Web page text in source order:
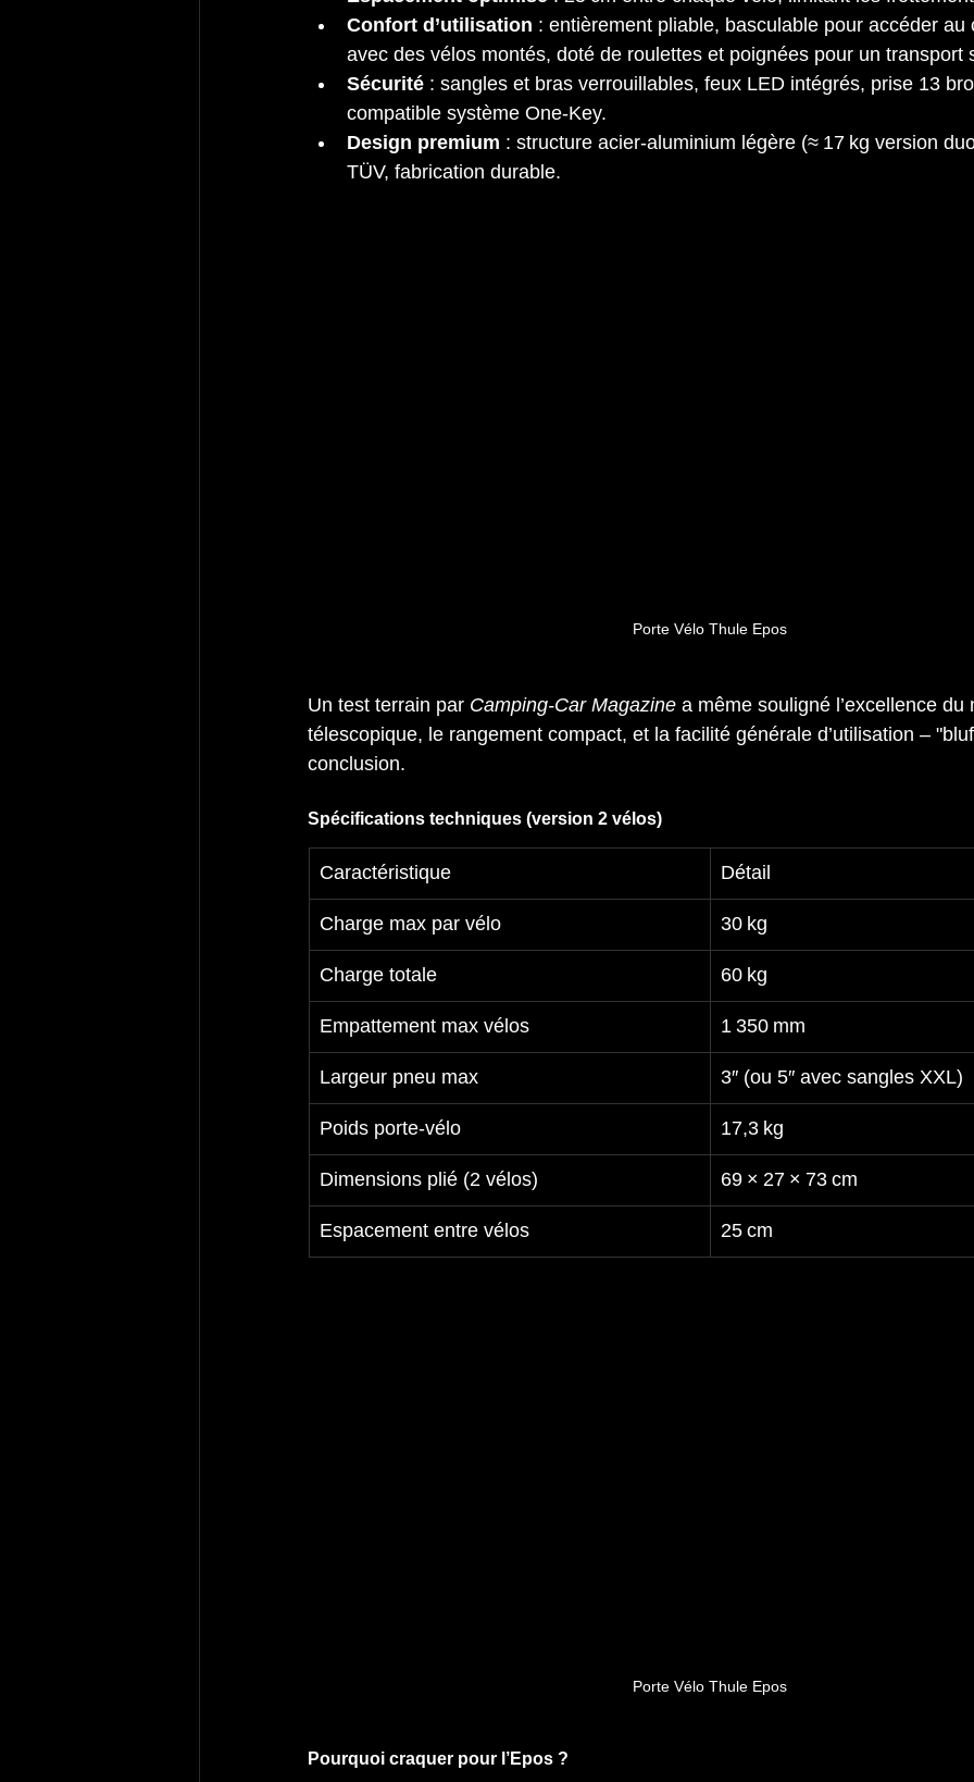
Confort d’utilisation : entièrement pliable, basculable pour accéder
avec des vélos montés, doté de roulettes et poignées pour un transport
Sécurité : sangles et bras verrouillables, feux LED intégrés, prise 13
compatible système One‑Key.
Design premium : structure acier‑aluminium légère (≈ 17 kg version
TÜV, fabrication durable.
Porte Vélo Thule Epos
Un test terrain par Camping‑Car Magazine a même souligné l’excellence
télescopique, le rangement compact, et la facilité générale d’utilisation –
conclusion.
Spécifications techniques (version 2 vélos)
Caractéristique Détail
Charge max par vélo 30 kg
Charge totale 60 kg
Empattement max vélos 1 350 mm
Largeur pneu max 3″ (ou 5″ avec sangles XXL)
Poids porte‑vélo 17,3 kg
Dimensions plié (2 vélos) 69 × 27 × 73 cm
Espacement entre vélos 25 cm
Porte Vélo Thule Epos
Pourquoi craquer pour l’Epos ?